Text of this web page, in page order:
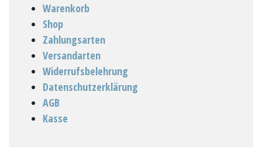
Warenkorb
Shop
Zahlungsarten
Versandarten
Widerrufsbelehrung
Datenschutzerklärung
AGB
Kasse